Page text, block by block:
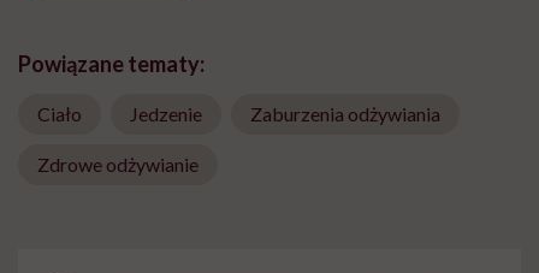
Powiązane tematy:
Ciało Jedzenie Zaburzenia odżywiania
Zdrowe odżywianie